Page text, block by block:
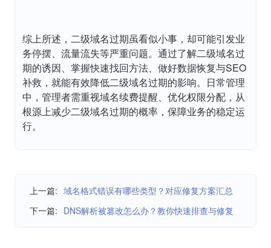
综上所述，二级域名过期虽看似小事，却可能引发业
务停摆、流量流失等严重问题。通过了解二级域名过
期的诱因、掌握快速找回方法、做好数据恢复与SEO
补救，就能有效降低二级域名过期的影响。日常管理
中，管理者需重视域名续费提醒、优化权限分配，从
根源上减少二级域名过期的概率，保障业务的稳定运
行。
上一篇: 域名格式错误有哪些类型？对应修复方案汇总
下一篇: DNS解析被篡改怎么办？教你快速排查与修复